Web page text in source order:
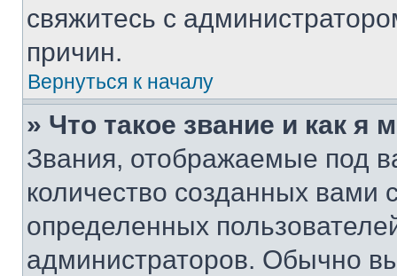
свяжитесь с
причин.
Вернуться к началу
» Что такое звание и как я
Звания, отображаемые под
количество созданных
определенных
администраторов. Обычно